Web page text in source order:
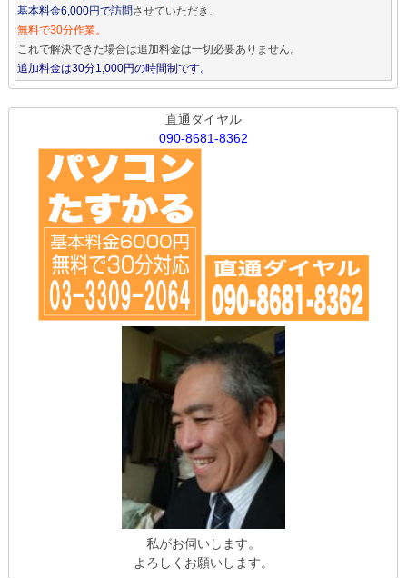
基本料金6,000円で訪問させていただき、
無料で30分作業。
これで解決できた場合は追加料金は一切必要ありません。
追加料金は30分1,000円の時間制です。
直通ダイヤル
090-8681-8362
私がお伺いします。
よろしくお願いします。